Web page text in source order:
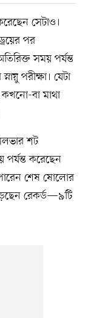
সেটাও।
পর
সময় পর্যন্ত
পরীক্ষা। যেটা
বা মাথা
শট
করেছেন
শেষ ষোলোর
রেকর্ড—৯টি